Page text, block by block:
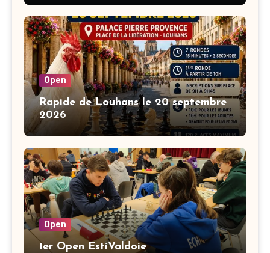
Open
Rapide de Louhans le 20 septembre
2026
Open
1er Open EstiValdoie